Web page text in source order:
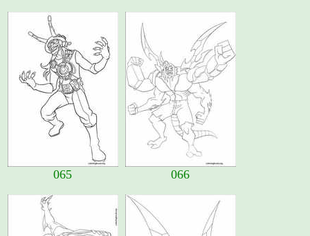
065 066